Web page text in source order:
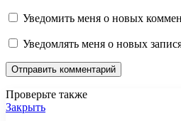
Уведомить меня о новых
Уведомлять меня о новых
Проверьте также
Закрыть